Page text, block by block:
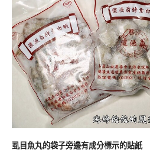
虱目魚丸的袋子旁邊有成分標示的貼紙